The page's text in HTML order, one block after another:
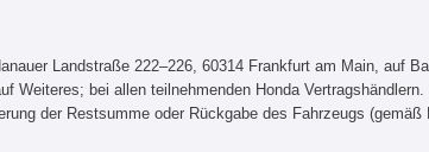
Landstraße 222–226, 60314 Frankfurt am Main, auf
Weiteres; bei allen teilnehmenden Honda
der Restsumme oder Rückgabe des Fahrzeugs (gemäß